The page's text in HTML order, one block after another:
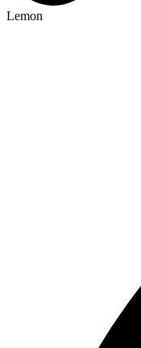
Lemon